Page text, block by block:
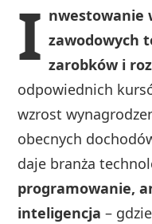
I nwestowanie
zawodowych
zarobków i
odpowiednich
wzrost
obecnych
daje branża
programowanie,
inteligencja –